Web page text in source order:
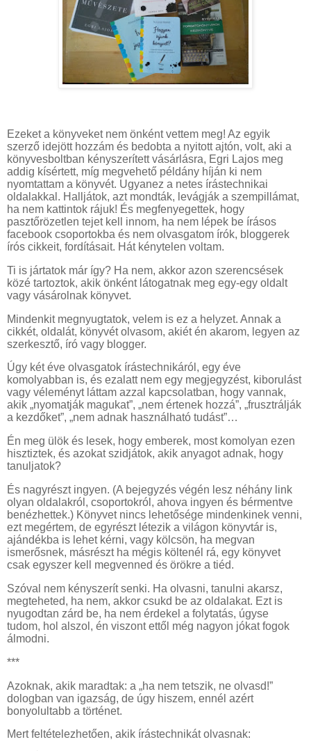
Ezeket a könyveket nem önként vettem meg! Az egyik
szerző idejött hozzám és bedobta a nyitott ajtón, volt, aki a
könyvesboltban kényszerített vásárlásra, Egri Lajos meg
addig kísértett, míg megvehető példány híján ki nem
nyomtattam a könyvét. Ugyanez a netes írástechnikai
oldalakkal. Halljátok, azt mondták, levágják a szempillámat,
ha nem kattintok rájuk! És megfenyegettek, hogy
pasztőrözetlen tejet kell innom, ha nem lépek be írásos
facebook csoportokba és nem olvasgatom írók, bloggerek
írós cikkeit, fordításait. Hát kénytelen voltam.
Ti is jártatok már így? Ha nem, akkor azon szerencsések
közé tartoztok, akik önként látogatnak meg egy-egy oldalt
vagy vásárolnak könyvet.
Mindenkit megnyugtatok, velem is ez a helyzet. Annak a
cikkét, oldalát, könyvét olvasom, akiét én akarom, legyen az
szerkesztő, író vagy blogger.
Úgy két éve olvasgatok írástechnikáról, egy éve
komolyabban is, és ezalatt nem egy megjegyzést, kiborulást
vagy véleményt láttam azzal kapcsolatban, hogy vannak,
akik „nyomatják magukat”, „nem értenek hozzá”, „frusztrálják
a kezdőket”, „nem adnak használható tudást”…
Én meg ülök és lesek, hogy emberek, most komolyan ezen
hisztiztek, és azokat szidjátok, akik anyagot adnak, hogy
tanuljatok?
És nagyrészt ingyen. (A bejegyzés végén lesz néhány link
olyan oldalakról, csoportokról, ahova ingyen és bérmentve
benézhettek.) Könyvet nincs lehetősége mindenkinek venni,
ezt megértem, de egyrészt létezik a világon könyvtár is,
ajándékba is lehet kérni, vagy kölcsön, ha megvan
ismerősnek, másrészt ha mégis költenél rá, egy könyvet
csak egyszer kell megvenned és örökre a tiéd.
Szóval nem kényszerít senki. Ha olvasni, tanulni akarsz,
megteheted, ha nem, akkor csukd be az oldalakat. Ezt is
nyugodtan zárd be, ha nem érdekel a folytatás, úgyse
tudom, hol alszol, én viszont ettől még nagyon jókat fogok
álmodni.
***
Azoknak, akik maradtak: a „ha nem tetszik, ne olvasd!”
dologban van igazság, de úgy hiszem, ennél azért
bonyolultabb a történet.
Mert feltételezhetően, akik írástechnikát olvasnak: